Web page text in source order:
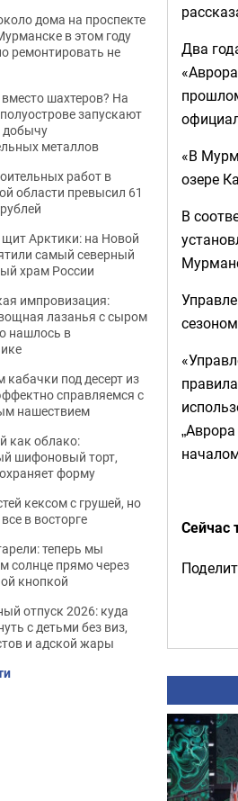
Два
«В
озере
В
Сейчас
дома на проспекте
в этом году
ремонтировать не
шахтеров? На
запускают
добычу
металлов
работ в
области превысил 61
Арктики: на Новой
самый северный
храм России
импровизация:
лазанья с сыром
нашлось в
кабачки под десерт из
справляемся с
нашествием
как облако:
шифоновый торт,
форму
кексом с грушей, но
в восторге
теперь мы
солнце прямо через
кнопкой
отпуск 2026: куда
с детьми без виз,
и адской жары